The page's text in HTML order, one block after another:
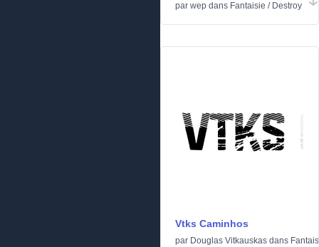
par wep dans Fantaisie / Destroy
Vtks Caminhos
par Douglas Vitkauskas dans